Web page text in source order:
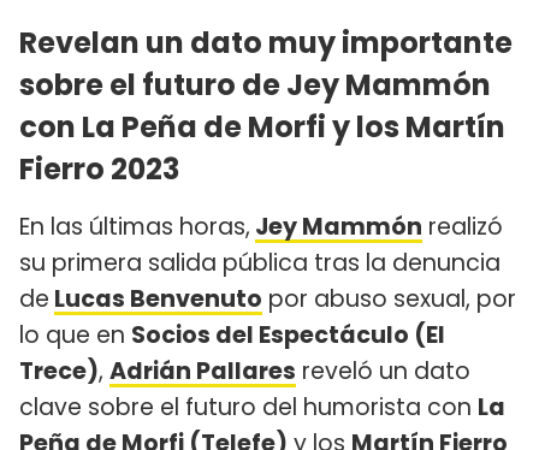
Revelan un dato muy importante
sobre el futuro de Jey Mammón
con La Peña de Morfi y los Martín
Fierro 2023
En las últimas horas, Jey Mammón realizó
su primera salida pública tras la denuncia
de Lucas Benvenuto por abuso sexual, por
lo que en Socios del Espectáculo (El
Trece), Adrián Pallares reveló un dato
clave sobre el futuro del humorista con La
Peña de Morfi (Telefe) y los Martín Fierro